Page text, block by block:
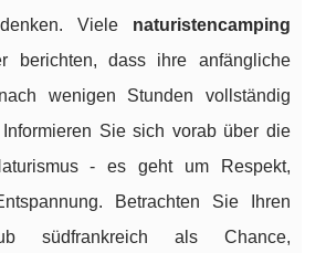
Viele naturistencamping
berichten, dass ihre anfängliche
wenigen Stunden vollständig
Sie sich vorab über die
- es geht um Respekt,
Betrachten Sie Ihren
südfrankreich als Chance,